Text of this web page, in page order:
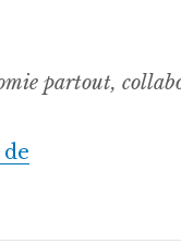
partout,